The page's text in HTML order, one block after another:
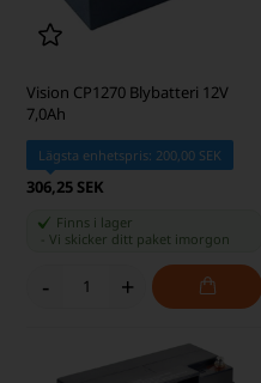
Vision CP1270 Blybatteri 12V
7,0Ah
Lägsta enhetspris: 200,00 SEK
306,25 SEK
Finns i lager
-Vi skicker ditt paket imorgon
- +